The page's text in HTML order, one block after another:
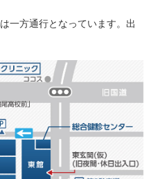
一方通行となっています。出